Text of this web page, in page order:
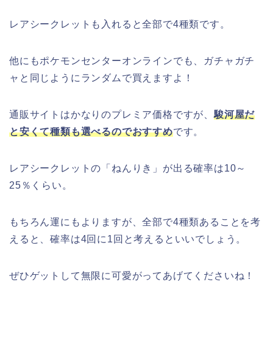
レアシークレットも入れると全部で4種類です。
他にもポケモンセンターオンラインでも、ガチャガチ
ャと同じようにランダムで買えますよ！
通販サイトはかなりのプレミア価格ですが、 駿河屋だ
と安くて種類も選べるのでおすすめです。
レアシークレットの「ねんりき」が出る確率は10～
25％くらい。
もちろん運にもよりますが、全部で4種類あることを考
えると、確率は4回に1回と考えるといいでしょう。
ぜひゲットして無限に可愛がってあげてくださいね！